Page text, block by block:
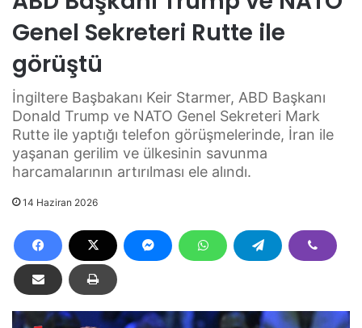
Genel Sekreteri Rutte ile
görüştü
İngiltere Başbakanı Keir Starmer, ABD Başkanı
Donald Trump ve NATO Genel Sekreteri Mark
Rutte ile yaptığı telefon görüşmelerinde, İran ile
yaşanan gerilim ve ülkesinin savunma
harcamalarının artırılması ele alındı.
14 Haziran 2026